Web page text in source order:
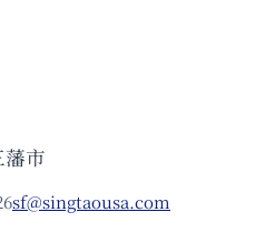
藩市
sf@singtaousa.com